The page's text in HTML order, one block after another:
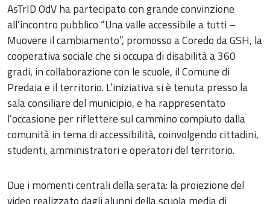
AsTrID OdV ha partecipato con grande convinzione
all’incontro pubblico “Una valle accessibile a tutti –
Muovere il cambiamento”, promosso a Coredo da GSH, la
cooperativa sociale che si occupa di disabilità a 360
gradi, in collaborazione con le scuole, il Comune di
Predaia e il territorio. L’iniziativa si è tenuta presso la
sala consiliare del municipio, e ha rappresentato
l’occasione per riflettere sul cammino compiuto dalla
comunità in tema di accessibilità, coinvolgendo cittadini,
studenti, amministratori e operatori del territorio.
Due i momenti centrali della serata: la proiezione del
video realizzato dagli alunni della scuola media di